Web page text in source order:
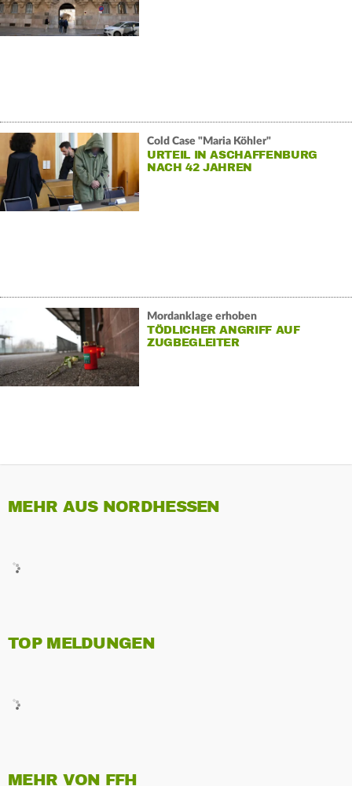
Cold Case "Maria Köhler"
URTEIL IN ASCHAFFENBURG
NACH 42 JAHREN
Mordanklage erhoben
TÖDLICHER ANGRIFF AUF
ZUGBEGLEITER
MEHR AUS NORDHESSEN
TOP MELDUNGEN
MEHR VON FFH